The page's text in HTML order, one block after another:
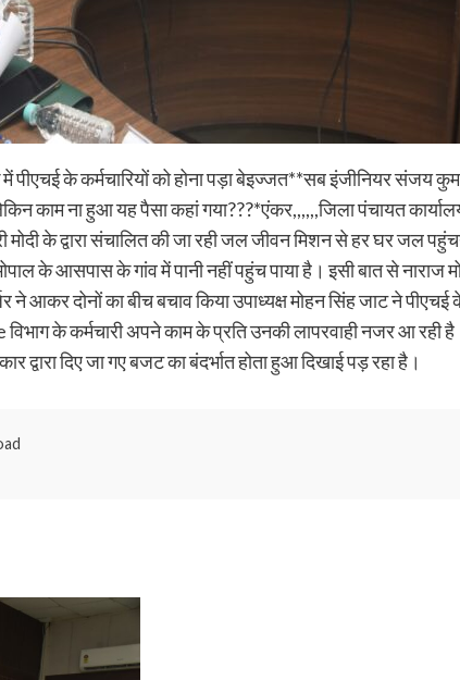
के कर्मचारियों को होना पड़ा बेइज्जत**सब इंजीनियर संजय
ना हुआ यह पैसा कहां गया???*एंकर,,,,,,जिला पंचायत
के द्वारा संचालित की जा रही जल जीवन मिशन से हर घर जल
के आसपास के गांव में पानी नहीं पहुंच पाया है। इसी बात से नाराज
आकर दोनों का बीच बचाव किया उपाध्यक्ष मोहन सिंह जाट ने पीएचई
के कर्मचारी अपने काम के प्रति उनकी लापरवाही नजर आ
दिए जा गए बजट का बंदर्भात होता हुआ दिखाई पड़ रहा है।